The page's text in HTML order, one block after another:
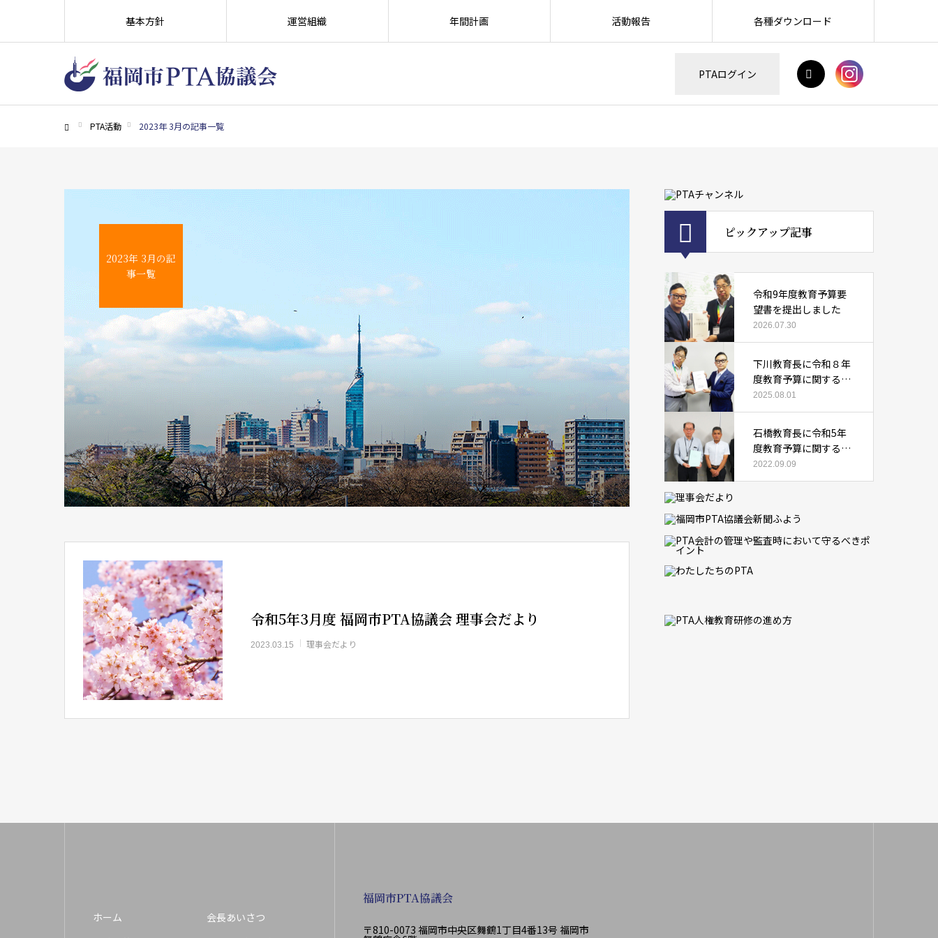
PTAログイン
基本方針 運営組織 年間計画 活動報告 各種ダウンロード
PTA活動 2023年 3月の記事一覧
2023年 3月の記
事一覧
令和5年3月度 福岡市PTA協議会 理事会だより
2023.03.15 理事会だより
ピックアップ記事
令和9年度教育予算要
望書を提出しました
2026.07.30
下川教育長に令和８年
度教育予算に関する要
望書を提出しました
2025.08.01
石橋教育長に令和5年
度教育予算に関する要
望書を提出しました
2022.09.09
ホーム
会長あいさつ
福岡市PTA協議会
〒810-0073 福岡市中央区舞鶴1丁目4番13号 福岡市